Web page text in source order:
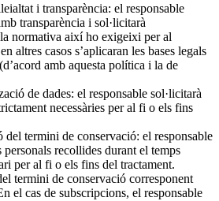
i transparència: el responsable
transparència i sol·licitarà
normativa així ho exigeixi per al
altres casos s’aplicaran les bases legals
amb aquesta política i la de
de dades: el responsable sol·licitarà
necessàries per al fi o els fins
termini de conservació: el responsable
personals recollides durant el temps
per al fi o els fins del tractament.
termini de conservació corresponent
el cas de subscripcions, el responsable